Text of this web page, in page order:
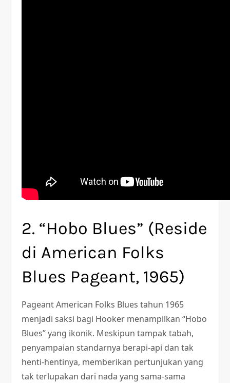
2. “Hobo Blues” (Reside
di American Folks
Blues Pageant, 1965)
Pageant American Folks Blues tahun 1965
menjadi saksi bagi Hooker menampilkan “Hobo
Blues” yang ikonik. Meskipun tampak tabah,
penyampaian standarnya berapi-api dan tak
henti-hentinya, memberikan pertunjukan yang
tak terlupakan dari nada yang sama-sama